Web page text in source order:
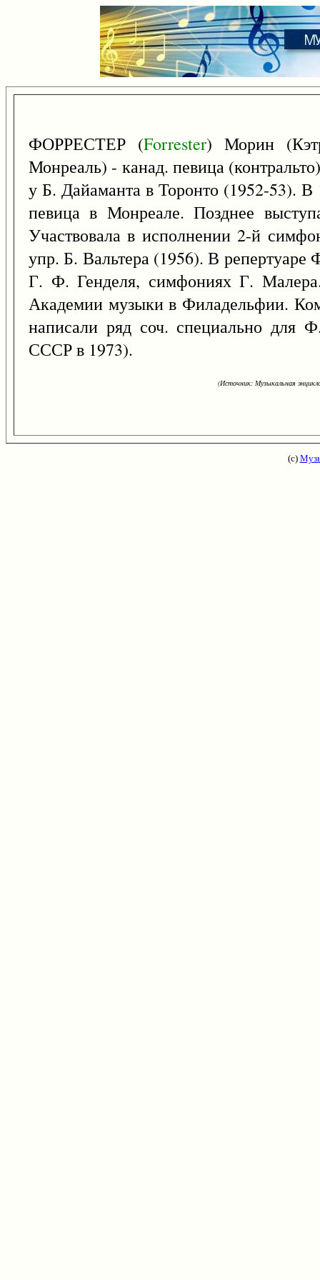
ФОРРЕСТЕР (Forrester) Морин
Монреаль) - канад. певица
у Б. Дайаманта в Торонто (1952-53). В
певица в Монреале. Позднее
Участвовала в исполнении 2-й
упр. Б. Вальтера (1956). В репертуаре
Г. Ф. Генделя, симфониях Г.
Академии музыки в Филадельфии.
написали ряд соч. специально для
СССР в 1973).
(Источник: Музыкальная
(с)